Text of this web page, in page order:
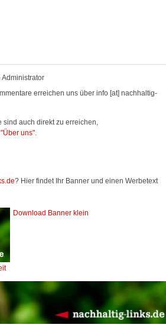
Administrator
erreichen uns über info [at] nachhaltig-
sind auch direkt zu erreichen,
"Über uns".
? Hier findet Ihr Banner und einen Werbetext
Download Banner klein